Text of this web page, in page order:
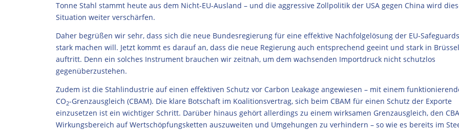
Tonne Stahl stammt heute aus dem Nicht-EU-Ausland – und die aggressive Zollpolitik der USA gegen China wird
Situation weiter verschärfen.
Daher begrüßen wir sehr, dass sich die neue Bundesregierung für eine effektive Nachfolgelösung der EU-Safeguards
stark machen will. Jetzt kommt es darauf an, dass die neue Regierung auch entsprechend geeint und stark in Brüssel
auftritt. Denn ein solches Instrument brauchen wir zeitnah, um dem wachsenden Importdruck nicht schutzlos
gegenüberzustehen.
Zudem ist die Stahlindustrie auf einen effektiven Schutz vor Carbon Leakage angewiesen – mit einem
CO2-Grenzausgleich (CBAM). Die klare Botschaft im Koalitionsvertrag, sich beim CBAM für einen Schutz der Exporte
einzusetzen ist ein wichtiger Schritt. Darüber hinaus gehört allerdings zu einem wirksamen Grenzausgleich, den
Wirkungsbereich auf Wertschöpfungsketten auszuweiten und Umgehungen zu verhindern – so wie es bereits im